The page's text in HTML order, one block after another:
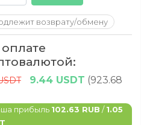
возврату/обмену
9.44 USDT (923.68
прибыль 102.63 RUB / 1.05